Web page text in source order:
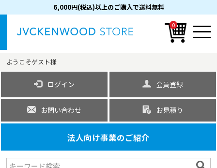
6,000円(税込)以上のご購入で送料無料
0
ようこそゲスト様
ログイン 会員登録
お問い合わせ お見積り
法人向け事業のご紹介